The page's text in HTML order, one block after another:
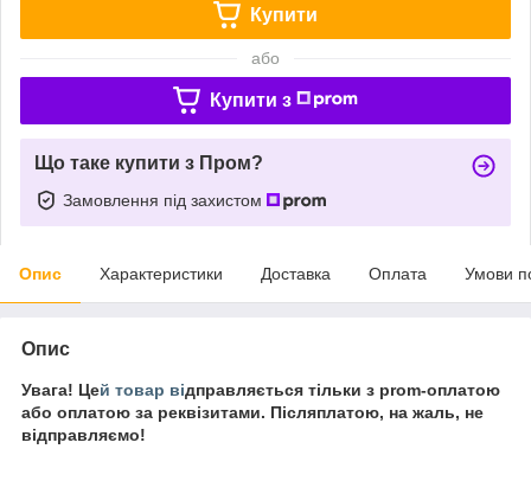
Купити
або
Купити з
Що таке купити з Пром?
Замовлення під захистом
Опис Характеристики Доставка Оплата Умови
Опис
Увага! Цей товар відправляється тільки з prom-оплатою
або оплатою за реквізитами. Післяплатою, на жаль, не
відправляємо!